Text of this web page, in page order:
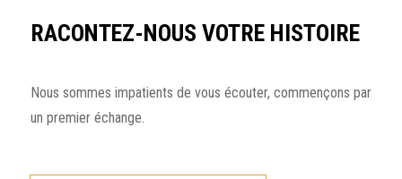
RACONTEZ-NOUS VOTRE HISTOIRE
Nous sommes impatients de vous écouter, commençons par
un premier échange.